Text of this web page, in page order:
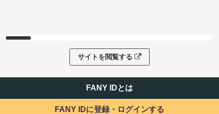
サイトを閲覧する
FANY IDとは
FANY IDに登録・ログインする